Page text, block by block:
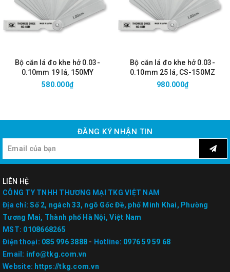
Bộ căn lá đo khe hở 0.03-
0.10mm 19 lá, 150MY
580.000₫
Bộ căn lá đo khe hở 0.03-
0.10mm 25 lá, CS-150MZ
980.000₫
ĐĂNG KÝ NHẬN TIN
LIÊN HỆ
CÔNG TY TNHH THƯƠNG MẠI TKG VIỆT NAM
Địa chỉ: Số 2, ngách 33, ngõ Gốc Đề, phố Minh Khai, Phường
Tương Mai, Thành phố Hà Nội, Việt Nam
MST: 0108668265
Điện thoại: 085 996 3888 - Hotline: 0976 59 59 68
Email: info@tkg.com.vn
Website: https://tkg.com.vn